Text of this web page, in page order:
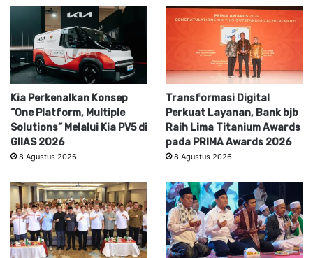
Kia Perkenalkan Konsep
“One Platform, Multiple
Solutions” Melalui Kia PV5 di
GIIAS 2026
8 Agustus 2026
Transformasi Digital
Perkuat Layanan, Bank bjb
Raih Lima Titanium Awards
pada PRIMA Awards 2026
8 Agustus 2026